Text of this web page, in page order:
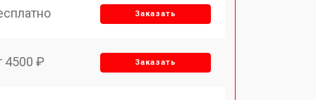
Заказать
4500 ₽ Заказать